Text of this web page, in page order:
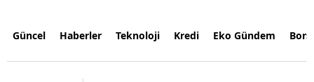
Güncel Haberler Teknoloji Kredi Eko Gündem